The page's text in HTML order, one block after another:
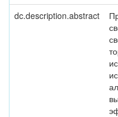
dc.description.abstract